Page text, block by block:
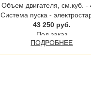
Объем двигателя, см.куб. -
Система пуска -
43 250 руб.
Под заказ
ПОДРОБНЕЕ